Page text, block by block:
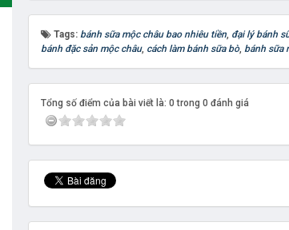
Tags: bánh sữa mộc châu bao nhiêu tiền, đại lý bánh
bánh đặc sản mộc châu, cách làm bánh sữa bò, bánh sữa
Tổng số điểm của bài viết là: 0 trong 0 đánh giá